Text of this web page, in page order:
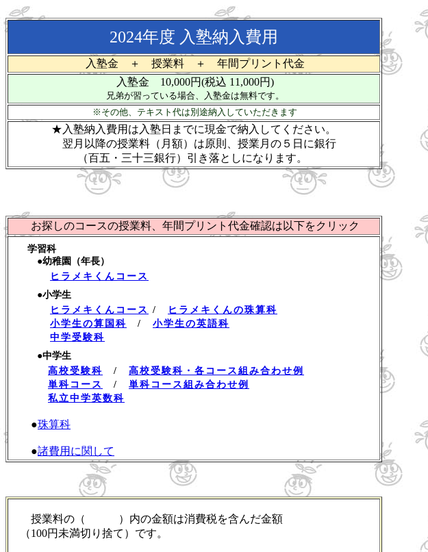
2024年度 入塾納入費用
入塾金 ＋ 授業料 ＋ 年間プリント代金
入塾金 10,000円(税込 11,000円)
兄弟が習っている場合、入塾金は無料です。
※その他、テキスト代は別途納入していただきます
★入塾納入費用は入塾日までに現金で納入してください。
翌月以降の授業料（月額）は原則、授業月の５日に銀行
（百五・三十三銀行）引き落としになります。
お探しのコースの授業料、年間プリント代金確認は以下をクリック
学習科
●幼稚園（年長）
ヒラメキくんコース
●小学生
ヒラメキくんコース /
ヒラメキくんの珠算科
小学生の算国科 / 小学生の英語科
中学受験科
●中学生
高校受験科 / 高校受験科・各コース組み合わせ例
単科コース
/ 単科コース組み合わせ例
私立中学英数科
●珠算科
●諸費用に関して
授業料の（ ）内の金額は消費税を含んだ金額
（100円未満切り捨て）です。